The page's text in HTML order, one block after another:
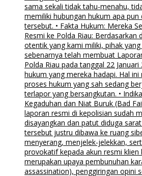
sama sekali tidak tahu-menahu,
memiliki hubungan hukum apa pun
tersebut. • Fakta Hukum: Mereka
Resmi ke Polda Riau: Berdasarkan
otentik yang kami miliki, pihak
sebenarnya telah membuat
Polda Riau pada tanggal 22
hukum yang mereka hadapi. Hal
proses hukum yang sah sedang
terlapor yang bersangkutan. •
Kegaduhan dan Niat Buruk (Bad
laporan resmi di kepolisian sudah
disayangkan dan patut diduga
tersebut justru dibawa ke ruang
menyerang, menjelek-jelekkan,
provokatif kepada akun resmi klien
merupakan upaya pembunuhan
assassination), penggiringan opini